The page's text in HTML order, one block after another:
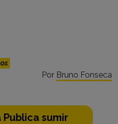
Por Bruno Fonseca
Publica sumir